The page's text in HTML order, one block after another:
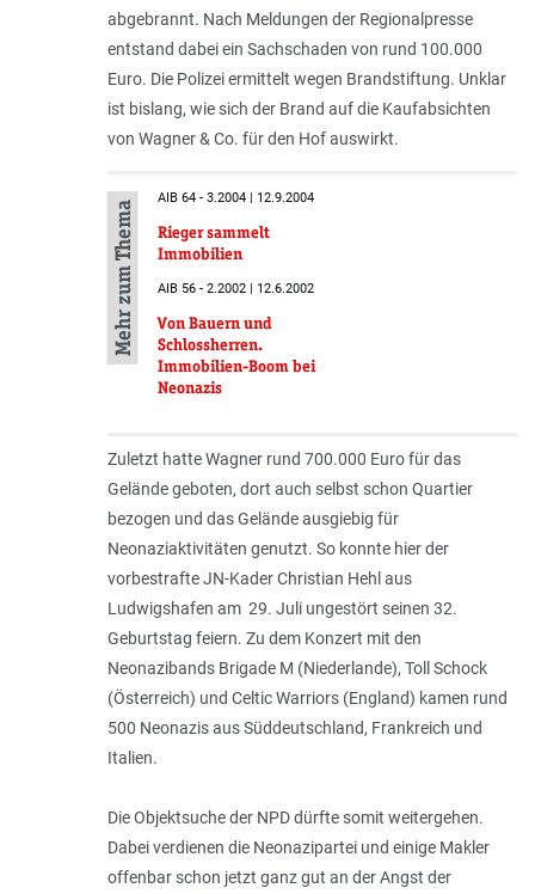
abgebrannt. Nach Meldungen der Regionalpresse
entstand dabei ein Sachschaden von rund 100.000
Euro. Die Polizei ermittelt wegen Brandstiftung. Unklar
ist bislang, wie sich der Brand auf die Kaufabsichten
von Wagner & Co. für den Hof auswirkt.
Mehr zum Thema
AIB 64 - 3.2004 | 12.9.2004
Rieger sammelt
Immobilien
AIB 56 - 2.2002 | 12.6.2002
Von Bauern und
Schlossherren.
Immobilien-Boom bei
Neonazis
Zuletzt hatte Wagner rund 700.000 Euro für das
Gelände geboten, dort auch selbst schon Quartier
bezogen und das Gelände ausgiebig für
Neonaziaktivitäten genutzt. So konnte hier der
vorbestrafte JN-Kader Christian Hehl aus
Ludwigshafen am 29. Juli ungestört seinen 32.
Geburtstag feiern. Zu dem Konzert mit den
Neonazibands Brigade M (Niederlande), Toll Schock
(Österreich) und Celtic Warriors (England) kamen rund
500 Neonazis aus Süddeutschland, Frankreich und
Italien.
Die Objektsuche der NPD dürfte somit weitergehen.
Dabei verdienen die Neonazipartei und einige Makler
offenbar schon jetzt ganz gut an der Angst der